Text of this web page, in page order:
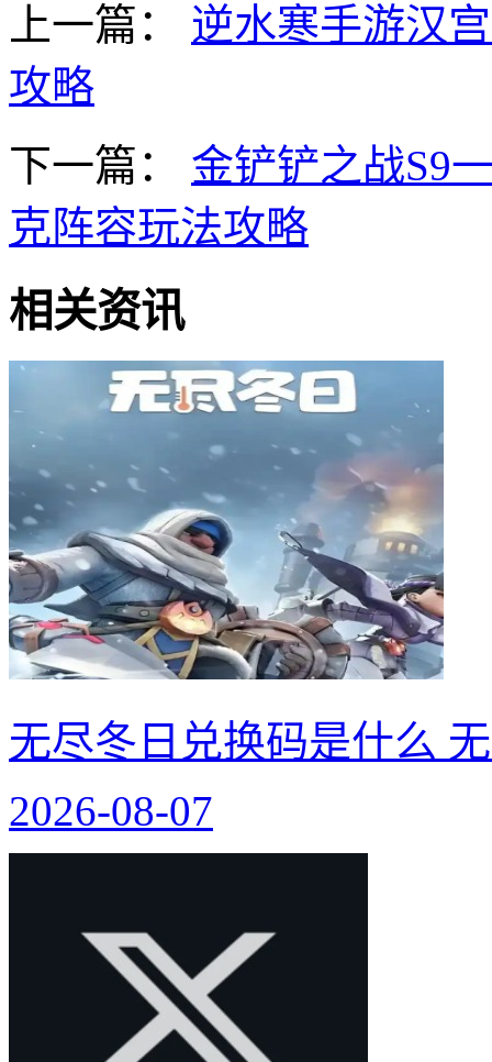
上一篇：
逆水寒手游汉
攻略
下一篇：
金铲铲之战S9
克阵容玩法攻略
相关资讯
无尽冬日兑换码是什么
2026-08-07